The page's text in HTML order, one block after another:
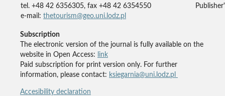
tel. +48 42 6356305, fax +48 42 6354550
e-mail: thetourism@geo.uni.lodz.pl
Subscription
The electronic version of the journal is fully available on the
website in Open Access:
link
Paid subscription for print version only. For further
information, please contact: ksiegarnia@uni.lodz.pl
Accesibility declaration